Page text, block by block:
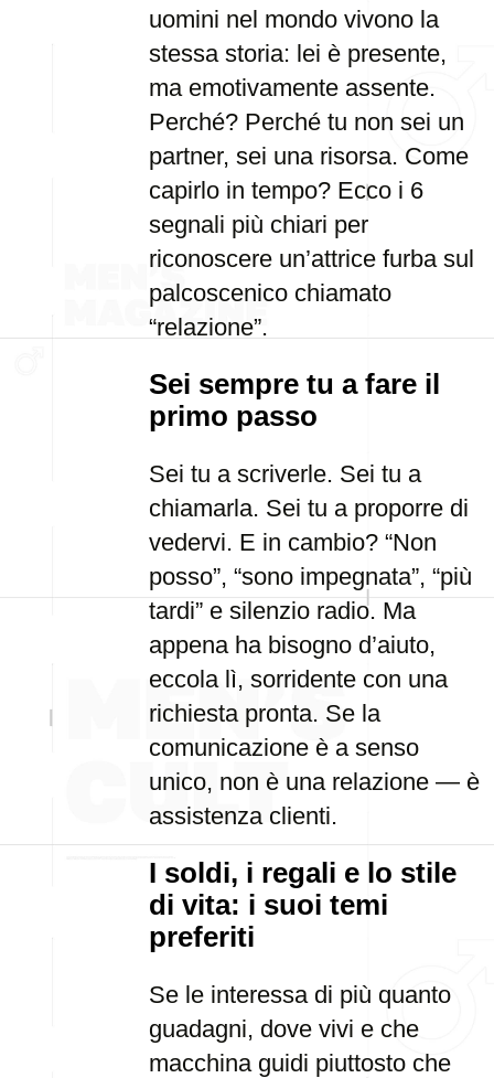
uomini nel mondo vivono la
stessa storia: lei è presente,
ma emotivamente assente.
Perché? Perché tu non sei un
partner, sei una risorsa. Come
capirlo in tempo? Ecco i 6
segnali più chiari per
riconoscere un’attrice furba sul
palcoscenico chiamato
“relazione”.
Sei sempre tu a fare il
primo passo
Sei tu a scriverle. Sei tu a
chiamarla. Sei tu a proporre di
vedervi. E in cambio? “Non
posso”, “sono impegnata”, “più
tardi” e silenzio radio. Ma
appena ha bisogno d’aiuto,
eccola lì, sorridente con una
richiesta pronta. Se la
comunicazione è a senso
unico, non è una relazione — è
assistenza clienti.
I soldi, i regali e lo stile
di vita: i suoi temi
preferiti
Se le interessa di più quanto
guadagni, dove vivi e che
macchina guidi piuttosto che